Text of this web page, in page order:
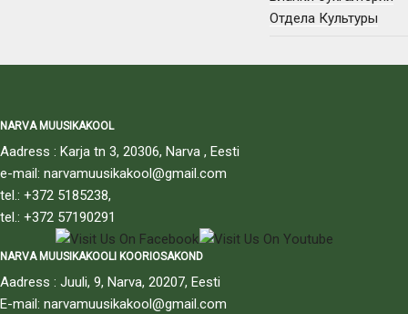
Отдела Культуры
NARVA MUUSIKAKOOL
Aadress : Karja tn 3, 20306, Narva , Eesti
e-mail: narvamuusikakool@gmail.com
tel.: +372 5185238,
tel.: +372 57190291
NARVA MUUSIKAKOOLI KOORIOSAKOND
Aadress : Juuli, 9, Narva, 20207, Eesti
E-mail: narvamuusikakool@gmail.com